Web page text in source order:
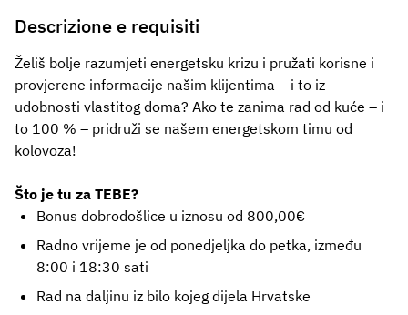
Descrizione e requisiti
Želiš bolje razumjeti energetsku krizu i pružati korisne i
provjerene informacije našim klijentima – i to iz
udobnosti vlastitog doma? Ako te zanima rad od kuće – i
to 100 % – pridruži se našem energetskom timu od
kolovoza!
Što je tu za TEBE?
Bonus dobrodošlice u iznosu od 800,00€
Radno vrijeme je od ponedjeljka do petka, između
8:00 i 18:30 sati
Rad na daljinu iz bilo kojeg dijela Hrvatske